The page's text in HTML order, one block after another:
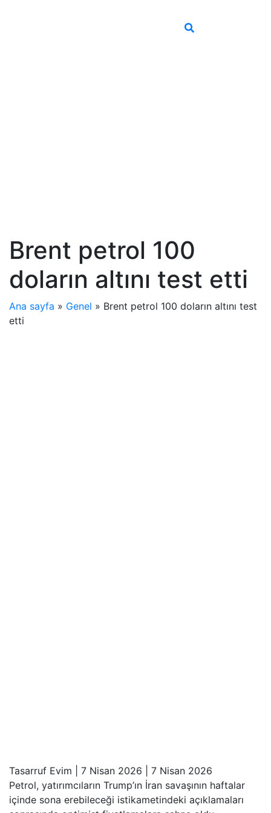
Brent petrol 100
doların altını test etti
Ana sayfa » Genel » Brent petrol 100 doların altını test
etti
Tasarruf Evim 7 Nisan 2026
7 Nisan 2026
Petrol, yatırımcıların Trump’ın İran savaşının haftalar
içinde sona erebileceği istikametindeki açıklamaları